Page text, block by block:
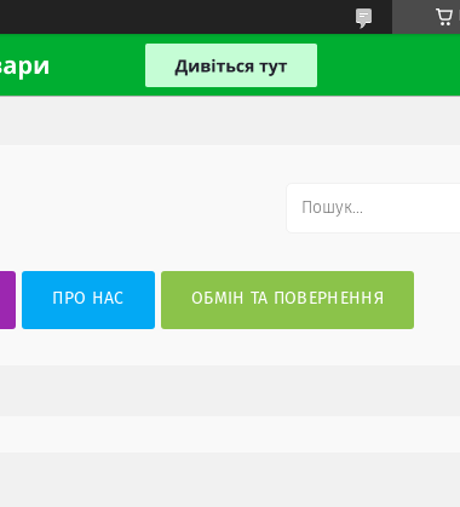
ПРО НАС ОБМІН ТА ПОВЕРНЕННЯ